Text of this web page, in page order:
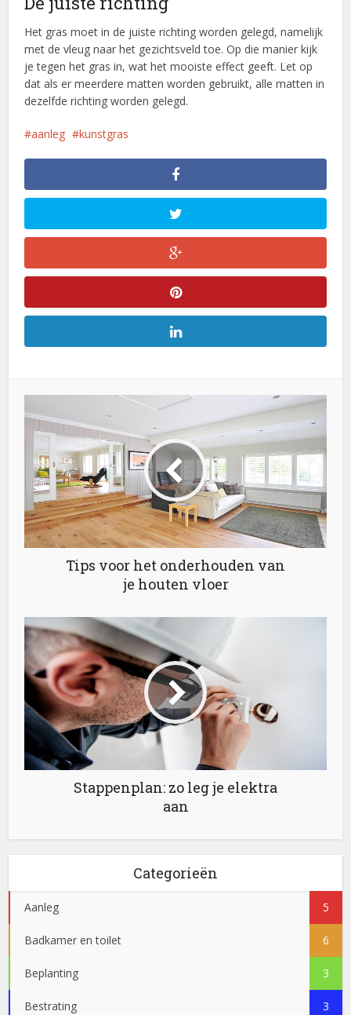
Het gras moet in de juiste richting worden gelegd, namelijk
met de vleug naar het gezichtsveld toe. Op die manier kijk
je tegen het gras in, wat het mooiste effect geeft. Let op
dat als er meerdere matten worden gebruikt, alle matten in
dezelfde richting worden gelegd.
aanleg kunstgras
Tips voor het onderhouden van
je houten vloer
Stappenplan: zo leg je elektra
aan
Categorieën
Aanleg 5
Badkamer en toilet 6
Beplanting 3
Bestrating 3